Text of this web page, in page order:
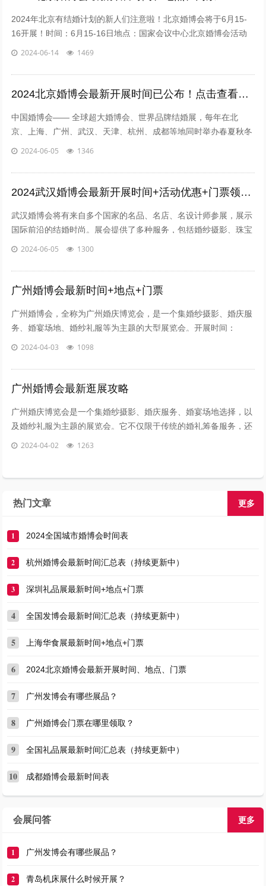
2024年北京有结婚计划的新人们注意啦！北京婚博会将于6月15-
16开展！时间：6月15-16日地点：国家会议中心北京婚博会活动
亮点一站式婚礼筹备：婚博会汇集了婚纱摄影、婚庆服务、婚宴场
2024-06-14 1469
2024北京婚博会最新开展时间已公布！点击查看展馆地址+福利优惠+门票
中国婚博会—— 全球超大婚博会、世界品牌结婚展，每年在北
京、上海、广州、武汉、天津、杭州、成都等地同时举办春夏秋冬
四季展，先后有30多个国家的3000多名品、名店、设计师、名流
2024-06-05 1346
2024武汉婚博会最新开展时间+活动优惠+门票领取人口
武汉婚博会将有来自多个国家的名品、名店、名设计师参展，展示
国际前沿的结婚时尚。展会提供了多种服务，包括婚纱摄影、珠宝
首饰、婚礼策划、婚宴酒店、婚纱礼服、蜜月旅游以及婚礼用品
2024-06-05 1300
广州婚博会最新时间+地点+门票
广州婚博会，全称为广州婚庆博览会，是一个集婚纱摄影、婚庆服
务、婚宴场地、婚纱礼服等为主题的大型展览会。开展时间：
2024年4月13-14日举办展馆：琶洲保利世贸博览馆展会亮点：亮
2024-04-03 1098
广州婚博会最新逛展攻略
广州婚庆博览会是一个集婚纱摄影、婚庆服务、婚宴场地选择，以
及婚纱礼服为主题的展览会。它不仅限于传统的婚礼筹备服务，还
包括房屋装修、新婚家电、新婚家具等边缘服务开展时间：2024
2024-04-02 1263
热门文章 更多
1 2024全国城市婚博会时间表
2 杭州婚博会最新时间汇总表（持续更新中）
3 深圳礼品展最新时间+地点+门票
4 全国发博会最新时间汇总表（持续更新中）
5 上海华食展最新时间+地点+门票
6 2024北京婚博会最新开展时间、地点、门票
7 广州发博会有哪些展品？
8 广州婚博会门票在哪里领取？
9 全国礼品展最新时间汇总表（持续更新中）
10 成都婚博会最新时间表
会展问答 更多
1 广州发博会有哪些展品？
2 青岛机床展什么时候开展？